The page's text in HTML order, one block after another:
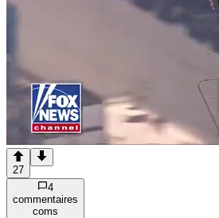
27
4
commentaires
coms